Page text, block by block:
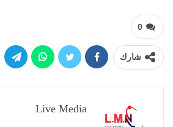
0
شارك
Live Media